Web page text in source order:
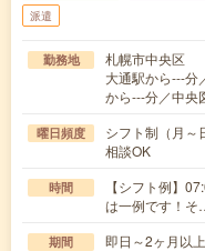
派遣
勤務地
札幌市中央区
大通駅から---分
から---分／中央
曜日頻度
シフト制（月～
相談OK
時間
【シフト例】
は一例です！
期間 即日～2ヶ月以上